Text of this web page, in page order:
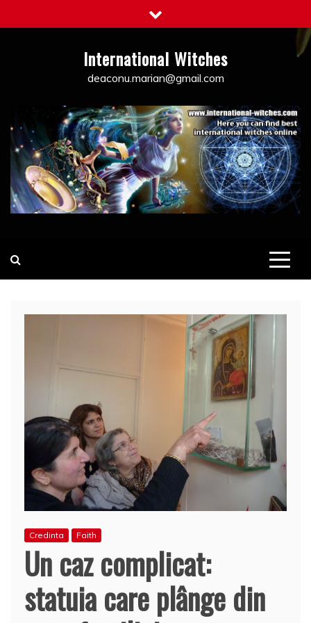
to
International Witches
deaconu.marian@gmail.com
Credinta Faith
Un caz complicat:
statuia care plânge din